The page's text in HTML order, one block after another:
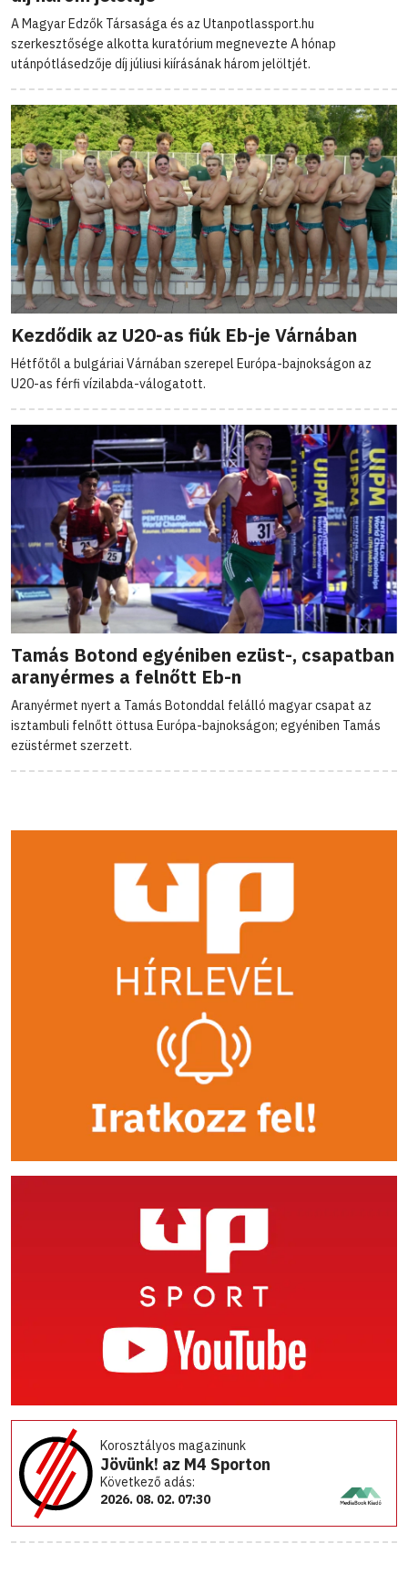
A Magyar Edzők Társasága és az Utanpotlassport.hu
szerkesztősége alkotta kuratórium megnevezte A hónap
utánpótlásedzője díj júliusi kiírásának három jelöltjét.
Kezdődik az U20-as fiúk Eb-je Várnában
Hétfőtől a bulgáriai Várnában szerepel Európa-bajnokságon az
U20-as férfi vízilabda-válogatott.
Tamás Botond egyéniben ezüst-, csapatban
aranyérmes a felnőtt Eb-n
Aranyérmet nyert a Tamás Botonddal felálló magyar csapat az
isztambuli felnőtt öttusa Európa-bajnokságon; egyéniben Tamás
ezüstérmet szerzett.
Korosztályos magazinunk
Jövünk! az M4 Sporton
Következő adás:
2026. 08. 02. 07:30